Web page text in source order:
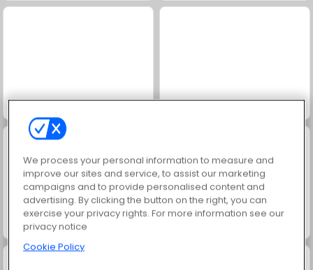
Soccer Skills: Euro Cup 2021
We process your personal information to measure and
improve our sites and service, to assist our marketing
campaigns and to provide personalised content and
advertising. By clicking the button on the right, you can
exercise your privacy rights. For more information see our
privacy notice
Cookie Policy